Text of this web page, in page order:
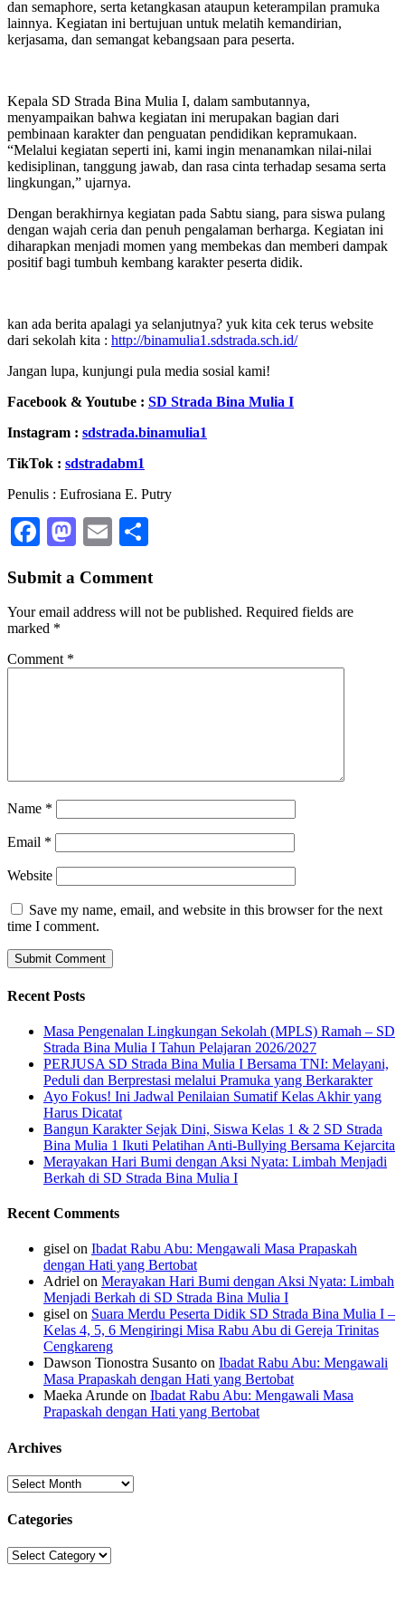
dan semaphore, serta ketangkasan ataupun keterampilan pramuka
lainnya. Kegiatan ini bertujuan untuk melatih kemandirian,
kerjasama, dan semangat kebangsaan para peserta.
Kepala SD Strada Bina Mulia I, dalam sambutannya,
menyampaikan bahwa kegiatan ini merupakan bagian dari
pembinaan karakter dan penguatan pendidikan kepramukaan.
“Melalui kegiatan seperti ini, kami ingin menanamkan nilai-nilai
kedisiplinan, tanggung jawab, dan rasa cinta terhadap sesama serta
lingkungan,” ujarnya.
Dengan berakhirnya kegiatan pada Sabtu siang, para siswa pulang
dengan wajah ceria dan penuh pengalaman berharga. Kegiatan ini
diharapkan menjadi momen yang membekas dan memberi dampak
positif bagi tumbuh kembang karakter peserta didik.
kan ada berita apalagi ya selanjutnya? yuk kita cek terus website
dari sekolah kita : http://binamulia1.sdstrada.sch.id/
Jangan lupa, kunjungi pula media sosial kami!
Facebook & Youtube : SD Strada Bina Mulia I
Instagram : sdstrada.binamulia1
TikTok : sdstradabm1
Penulis : Eufrosiana E. Putry
Facebook
Mastodon
Email
Submit a Comment
Your email address will not be published. Required fields are
marked *
Comment *
Name *
Email *
Website
Save my name, email, and website in this browser for the next
time I comment.
Recent Posts
Masa Pengenalan Lingkungan Sekolah (MPLS) Ramah – SD
Strada Bina Mulia I Tahun Pelajaran 2026/2027
PERJUSA SD Strada Bina Mulia I Bersama TNI: Melayani,
Peduli dan Berprestasi melalui Pramuka yang Berkarakter
Ayo Fokus! Ini Jadwal Penilaian Sumatif Kelas Akhir yang
Harus Dicatat
Bangun Karakter Sejak Dini, Siswa Kelas 1 & 2 SD Strada
Bina Mulia 1 Ikuti Pelatihan Anti-Bullying Bersama Kejarcita
Merayakan Hari Bumi dengan Aksi Nyata: Limbah Menjadi
Berkah di SD Strada Bina Mulia I
Recent Comments
gisel on Ibadat Rabu Abu: Mengawali Masa Prapaskah
dengan Hati yang Bertobat
Adriel on Merayakan Hari Bumi dengan Aksi Nyata: Limbah
Menjadi Berkah di SD Strada Bina Mulia I
gisel on Suara Merdu Peserta Didik SD Strada Bina Mulia I –
Kelas 4, 5, 6 Mengiringi Misa Rabu Abu di Gereja Trinitas
Cengkareng
Dawson Tionostra Susanto on Ibadat Rabu Abu: Mengawali
Masa Prapaskah dengan Hati yang Bertobat
Maeka Arunde on Ibadat Rabu Abu: Mengawali Masa
Prapaskah dengan Hati yang Bertobat
Archives
Archives
Categories
Categories